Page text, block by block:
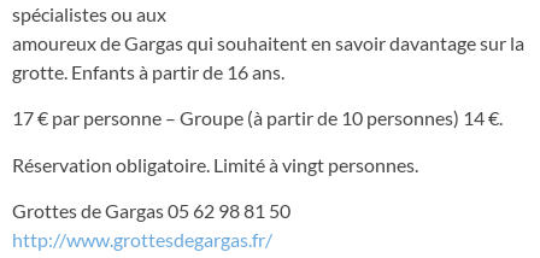
spécialistes ou aux
amoureux de Gargas qui souhaitent en savoir davantage sur la
grotte. Enfants à partir de 16 ans.
17 € par personne – Groupe (à partir de 10 personnes) 14 €.
Réservation obligatoire. Limité à vingt personnes.
Grottes de Gargas 05 62 98 81 50
http://www.grottesdegargas.fr/